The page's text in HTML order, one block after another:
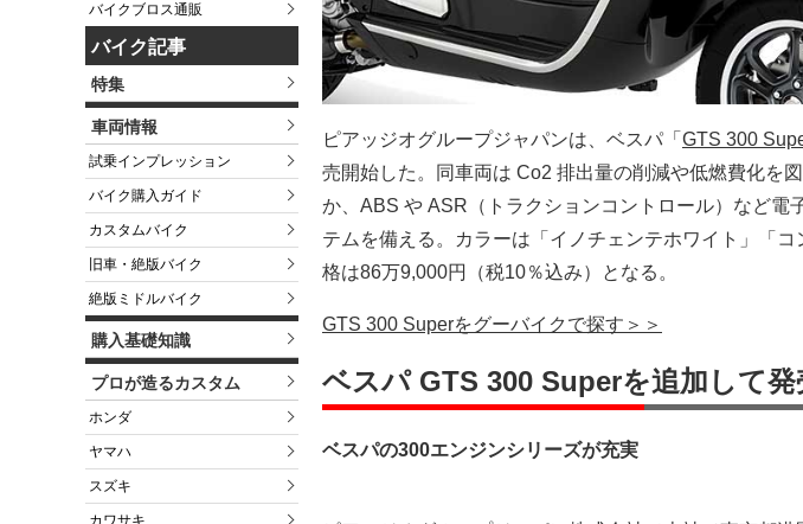
バイクブロス通販
バイク記事
特集
車両情報
試乗インプレッション
バイク購入ガイド
カスタムバイク
旧車・絶版バイク
絶版ミドルバイク
購入基礎知識
プロが造るカスタム
ホンダ
ヤマハ
スズキ
ピアッジオグループジャパンは、ベスパ「 GTS 300
売開始した。同車両は Co2 排出量の削減や低燃費化を
か、ABS や ASR（トラクションコントロール）など電
テムを備える。カラーは「イノチェンテホワイト」「
格は86万9,000円（税10％込み）となる。
GTS 300 Superをグーバイクで探す＞＞
ベスパ GTS 300 Superを追加して発
ベスパの300エンジンシリーズが充実